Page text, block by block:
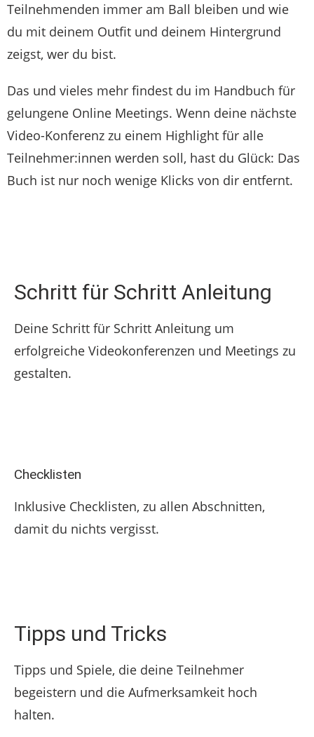
Teilnehmenden immer am Ball bleiben und wie
du mit deinem Outfit und deinem Hintergrund
zeigst, wer du bist.
Das und vieles mehr findest du im Handbuch für
gelungene Online Meetings. Wenn deine nächste
Video-Konferenz zu einem Highlight für alle
Teilnehmer:innen werden soll, hast du Glück: Das
Buch ist nur noch wenige Klicks von dir entfernt.
Schritt für Schritt Anleitung
Deine Schritt für Schritt Anleitung um
erfolgreiche Videokonferenzen und Meetings zu
gestalten.
Checklisten
Inklusive Checklisten, zu allen Abschnitten,
damit du nichts vergisst.
Tipps und Tricks
Tipps und Spiele, die deine Teilnehmer
begeistern und die Aufmerksamkeit hoch
halten.